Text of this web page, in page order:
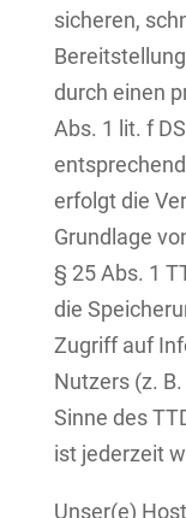
sicheren,
durch einen
Abs. 1 lit. f
erfolgt die
Grundlage
§ 25 Abs. 1
die
Zugriff auf
Nutzers (z.
Sinne des
ist jederzeit
Unser(e)